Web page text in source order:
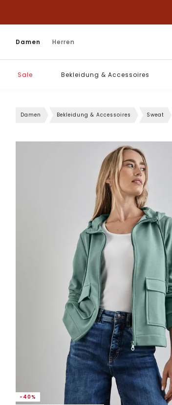
Damen Herren
Sale Bekleidung & Accessoires
Damen Bekleidung & Accessoires Sweat
-40%